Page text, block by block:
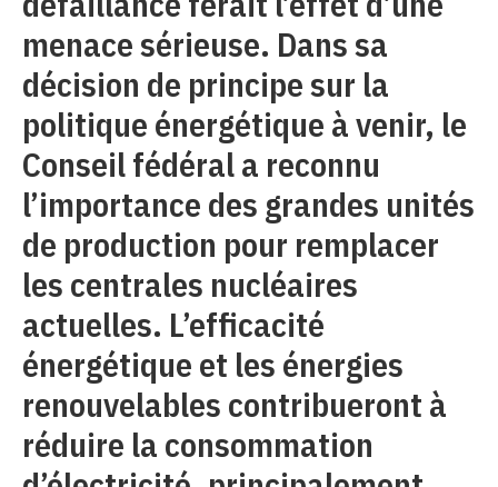
menace sérieuse. Dans sa
décision de principe sur la
politique énergétique à venir, le
Conseil fédéral a reconnu
l’importance des grandes unités
de production pour remplacer
les centrales nucléaires
actuelles. L’efficacité
énergétique et les énergies
renouvelables contribueront à
réduire la consommation